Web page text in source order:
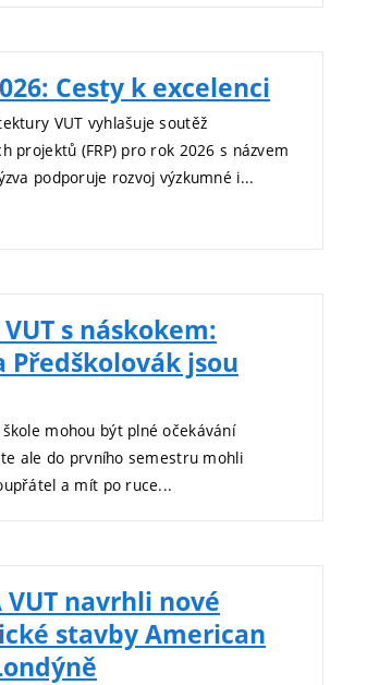
Cesty k excelenci
VUT vyhlašuje soutěž
projektů (FRP) pro rok 2026 s názvem
podporuje rozvoj výzkumné i...
s náskokem:
Předškolovák jsou
mohou být plné očekávání
ale do prvního semestru mohli
a mít po ruce...
navrhli nové
stavby American